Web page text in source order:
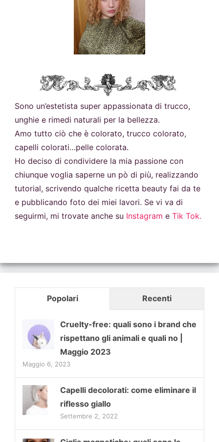
Sono un’estetista super appassionata di trucco,
unghie e rimedi naturali per la bellezza.
Amo tutto ciò che è colorato, trucco colorato,
capelli colorati…pelle colorata.
Ho deciso di condividere la mia passione con
chiunque voglia saperne un pò di più, realizzando
tutorial, scrivendo qualche ricetta beauty fai da te
e pubblicando foto dei miei lavori. Se vi va di
seguirmi, mi trovate anche su Instagram e Tik Tok.
Popolari Recenti
Cruelty-free: quali sono i brand che
rispettano gli animali e quali no |
Maggio 2023
Maggio 6, 2023
Capelli decolorati: come eliminare il
riflesso giallo
Settembre 2, 2022